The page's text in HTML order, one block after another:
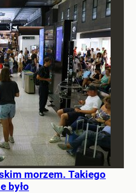
morzem. Takiego
było